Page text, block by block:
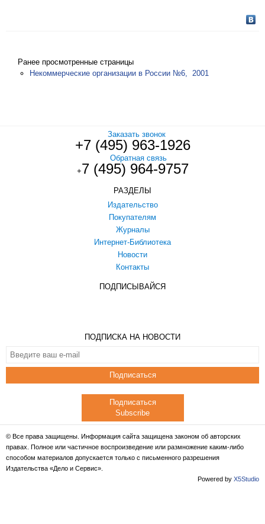
Ранее просмотренные страницы
Некоммерческие организации в России №6, 2001
Заказать звонок
+7 (495) 963-1926
Обратная связь
+7 (495) 964-9757
РАЗДЕЛЫ
Издательство
Покупателям
Журналы
Интернет-Библиотека
Новости
Контакты
ПОДПИСЫВАЙСЯ
ПОДПИСКА НА НОВОСТИ
Подписаться
Подписаться
Subscribe
© Все права защищены. Информация сайта защищена законом об авторских
правах. Полное или частичное воспроизведение или размножение каким-либо
способом материалов допускается только с письменного разрешения
Издательства «Дело и Сервис».
Powered by X5Studio